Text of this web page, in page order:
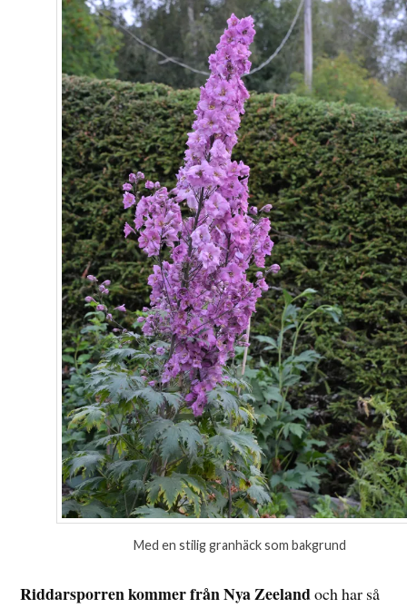
Med en stilig granhäck som bakgrund
Riddarsporren kommer från Nya Zeelandoch har så